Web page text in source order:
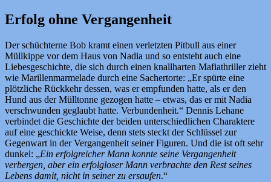
Erfolg ohne Vergangenheit
Der schüchterne Bob kramt einen verletzten Pitbull aus einer
Müllkippe vor dem Haus von Nadia und so entsteht auch eine
Liebesgeschichte, die sich durch einen knallharten Mafiathriller zieht
wie Marillenmarmelade durch eine Sachertorte: „Er spürte eine
plötzliche Rückkehr dessen, was er empfunden hatte, als er den
Hund aus der Mülltonne gezogen hatte – etwas, das er mit Nadia
verschwunden geglaubt hatte. Verbundenheit.“ Dennis Lehane
verbindet die Geschichte der beiden unterschiedlichen Charaktere
auf eine geschickte Weise, denn stets steckt der Schlüssel zur
Gegenwart in der Vergangenheit seiner Figuren. Und die ist oft sehr
dunkel: „Ein erfolgreicher Mann konnte seine Vergangenheit
verbergen, aber ein erfolgloser Mann verbrachte den Rest seines
Lebens damit, nicht in seiner zu ersaufen.“